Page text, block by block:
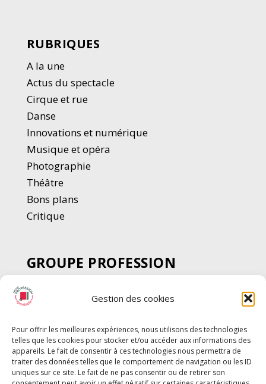
Gestion des cookies
Pour offrir les meilleures expériences, nous utilisons des technologies
telles que les cookies pour stocker et/ou accéder aux informations des
appareils. Le fait de consentir à ces technologies nous permettra de
traiter des données telles que le comportement de navigation ou les ID
uniques sur ce site. Le fait de ne pas consentir ou de retirer son
RUBRIQUES
A la une
Actus du spectacle
Cirque et rue
Danse
Innovations et numérique
Musique et opéra
Photographie
Théâtre
Bons plans
Critique
GROUPE PROFESSION
SPECTACLE
Chèque Intermittents
Chèque Compta
Chèque Emploi Spectacle
G-Pods